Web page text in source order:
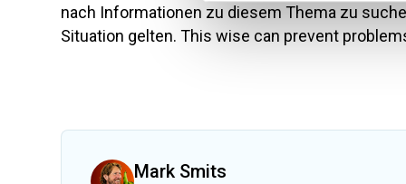
nach Informationen zu diesem Thema zu
Situation gelten. This wise can prevent
Mark Smits